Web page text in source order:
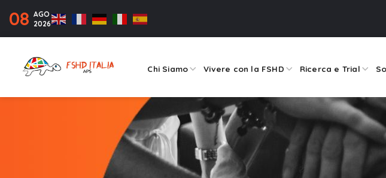
08 AGO
2026
Chi Siamo Vivere con la FSHD Ricerca e Trial